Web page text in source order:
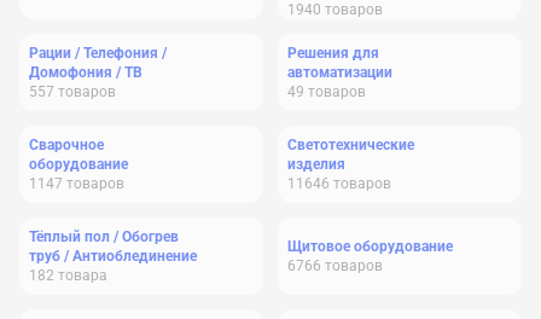
1940 товаров
Рации / Телефония /
Домофония / ТВ
557 товаров
Решения для
автоматизации
49 товаров
Сварочное
оборудование
1147 товаров
Светотехнические
изделия
11646 товаров
Тёплый пол / Обогрев
труб / Антиоблединение
182 товара
Щитовое оборудование
6766 товаров